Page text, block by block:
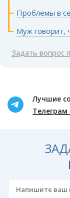
Проблемы в
Муж говорит,
Задать вопрос
Лучшие
Телеграм